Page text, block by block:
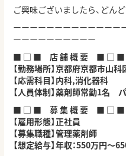
ご興味ございましたら、どん
ーーーーーーーーーーーーー
ーーーーーーーーーー
■ □ ■ 店 舗 概 要 ■ □ ■
【勤務場所】京都府京都市山科
【応需科目】内科,消化器科
【人員体制】薬剤師常勤1
■ □ ■ 募 集 概 要 ■ □ ■
【雇用形態】正社員
【募集職種】管理薬剤師
【想定給与】年収：550万円～